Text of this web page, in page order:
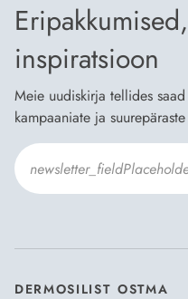
inspiratsioon
Meie uudiskirja tellides
kampaaniate ja
DERMOSILIST OSTMA